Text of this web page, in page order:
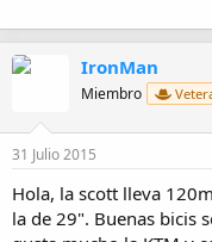
IronMan
Miembro
31 Julio 2015
Hola, la scott lleva
la de 29". Buenas bicis